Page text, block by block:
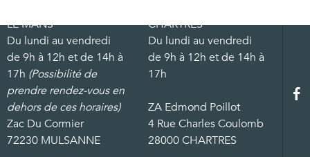
LE MANS
Du lundi au vendredi
de 9h à 12h et de 14h à
17h (Possibilité de
prendre rendez-vous en
dehors de ces horaires)
Zac Du Cormier
72230 MULSANNE
CHARTRES
Du lundi au vendredi
de 9h à 12h et de 14h à
17h
ZA Edmond Poillot
4 Rue Charles Coulomb
28000 CHARTRES